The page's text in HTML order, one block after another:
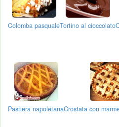
Colomba pasqualeTortino al cioccolato
Pastiera napoletanaCrostata con